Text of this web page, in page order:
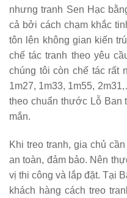
nhưng tranh Sen Hạc
cả bởi cách chạm khắc
tôn lên không gian kiến
chế tác tranh theo yêu
chúng tôi còn chế tác rất
1m27, 1m33, 1m55,
theo chuẩn thước Lỗ Ban
mắn.
Khi treo tranh, gia chủ
an toàn, đảm bảo. Nên
vị thi công và lắp đặt. Tại
khách hàng cách treo